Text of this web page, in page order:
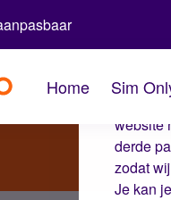
Wij
website
derde
zodat
Je kan je
Home Sim